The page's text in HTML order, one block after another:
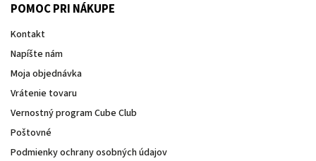
POMOC PRI NÁKUPE
Kontakt
Napíšte nám
Moja objednávka
Vrátenie tovaru
Vernostný program Cube Club
Poštovné
Podmienky ochrany osobných údajov